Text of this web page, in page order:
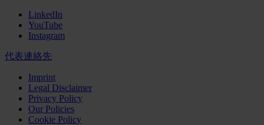
LinkedIn
YouTube
Instagram
代表連絡先
Imprint
Legal Disclaimer
Privacy Policy
Our Policies
Cookie Policy